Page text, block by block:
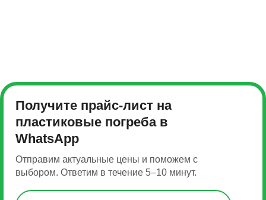
Получите прайс-лист на
пластиковые погреба в
WhatsApp
Отправим актуальные цены и поможем с
выбором. Ответим в течение 5–10 минут.